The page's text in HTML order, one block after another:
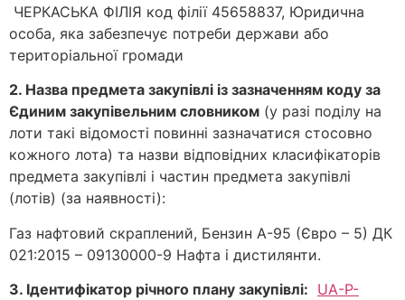
ЧЕРКАСЬКА ФІЛІЯ код філії 45658837, Юридична
особа, яка забезпечує потреби держави або
територіальної громади
2. Назва предмета закупівлі із зазначенням коду за
Єдиним закупівельним словником (у разі поділу на
лоти такі відомості повинні зазначатися стосовно
кожного лота) та назви відповідних класифікаторів
предмета закупівлі і частин предмета закупівлі
(лотів) (за наявності):
Газ нафтовий скраплений, Бензин А-95 (Євро – 5) ДК
021:2015 – 09130000-9 Нафта і дистилянти.
3. Ідентифікатор річного плану закупівлі: UA-P-